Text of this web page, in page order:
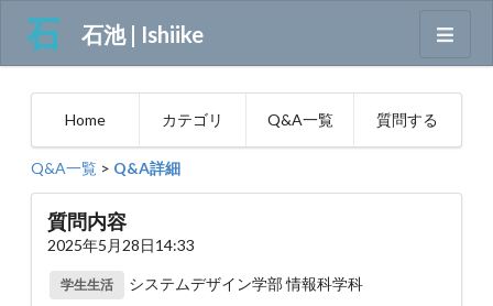
石池 | Ishiike
Home カテゴリ Q&A一覧 質問する
Q&A一覧 > Q&A詳細
質問内容
2025年5月28日14:33
学生生活 システムデザイン学部 情報科学科